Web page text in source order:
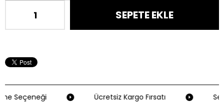
Seçeneği Ücretsiz Kargo Fırsatı